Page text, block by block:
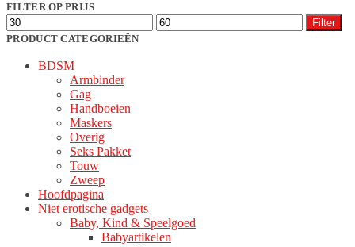
kan
FILTER OP PRIJS
Min.
prijs
Max.
prijs
Filter
PRODUCT CATEGORIEËN
BDSM
Armbinder
Gag
Handboeien
Maskers
Overig
Seks Pakket
Touw
Zweep
Hoofdpagina
Niet erotische gadgets
Baby, Kind & Speelgoed
Babyartikelen